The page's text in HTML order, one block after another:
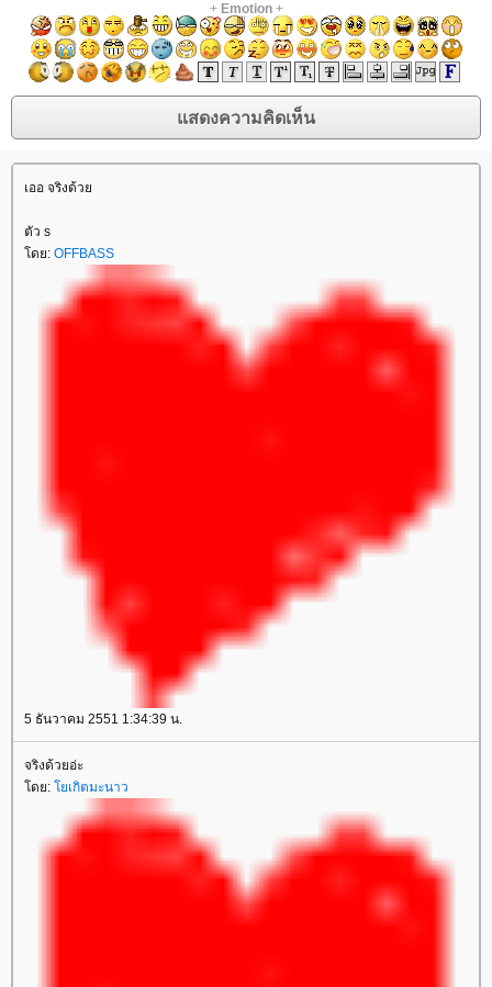
+ Emotion+
เออ จริงด้ว
ตัว s
ดย: OFFBASS
5 ธันวาคม 2551 1:34:39 น.
จริงด้วยอ่ะ
ดย: เกิตมะนาว